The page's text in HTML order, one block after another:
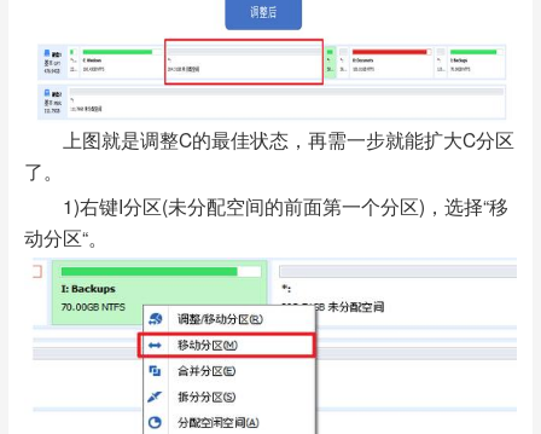
上图就是调整C的最佳状态，再需一步就能扩大C分区
了。
1)右键I分区(未分配空间的前面第一个分区)，选择“移
动分区“。